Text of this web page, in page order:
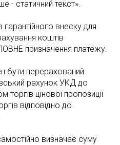
- статичний текст».
внеску для
коштів
призначення платежу.
бути перерахований
рахунок УКД до
цінової пропозиції
відповідно до
визначає суму